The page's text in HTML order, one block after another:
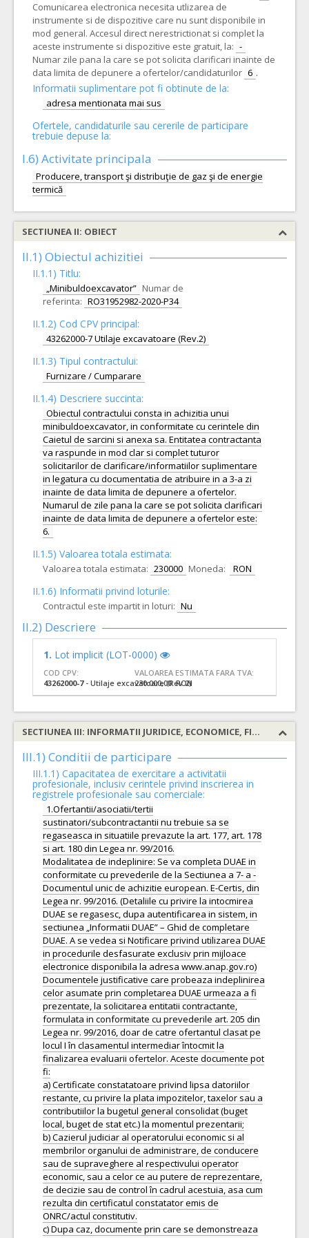
Comunicarea electronica necesita utlizarea de
instrumente si de dispozitive care nu sunt disponibile in
mod general. Accesul direct nerestrictionat si complet la
aceste instrumente si dispozitive este gratuit, la: -
Numar zile pana la care se pot solicita clarificari inainte de
data limita de depunere a ofertelor/candidaturilor 6 .
Informatii suplimentare pot fi obtinute de la:
adresa mentionata mai sus
Ofertele, candidaturile sau cererile de participare
trebuie depuse la:
I.6) Activitate principala
Producere, transport şi distribuţie de gaz şi de energie
termică
SECTIUNEA II: OBIECT
II.1) Obiectul achizitiei
II.1.1) Titlu:
„Minibuldoexcavator” Numar de
referinta: RO31952982-2020-P34
II.1.2) Cod CPV principal:
43262000-7 Utilaje excavatoare (Rev.2)
II.1.3) Tipul contractului:
Furnizare / Cumparare
II.1.4) Descriere succinta:
Obiectul contractului consta in achizitia unui
minibuldoexcavator, in conformitate cu cerintele din
Caietul de sarcini si anexa sa. Entitatea contractanta
va raspunde in mod clar si complet tuturor
solicitarilor de clarificare/informatiilor suplimentare
in legatura cu documentatia de atribuire in a 3-a zi
inainte de data limita de depunere a ofertelor.
Numarul de zile pana la care se pot solicita clarificari
inainte de data limita de depunere a ofertelor este:
6.
II.1.5) Valoarea totala estimata:
Valoarea totala estimata: 230000 Moneda: RON
II.1.6) Informatii privind loturile:
Contractul este impartit in loturi: Nu
II.2) Descriere
1. Lot implicit (LOT-0000)
COD CPV:
43262000-7- Utilaje excavatoare (Rev.2)
VALOAREA ESTIMATA FARA TVA:
230.000,00 RON
SECTIUNEA III: INFORMATII JURIDICE, ECONOMICE, FINANCIARE SI TEHNICE
III.1) Conditii de participare
III.1.1) Capacitatea de exercitare a activitatii
profesionale, inclusiv cerintele privind inscrierea in
registrele profesionale sau comerciale:
1.Ofertantii/asociatii/tertii
sustinatori/subcontractantii nu trebuie sa se
regaseasca in situatiile prevazute la art. 177, art. 178
si art. 180 din Legea nr. 99/2016.
Modalitatea de indeplinire: Se va completa DUAE in
conformitate cu prevederile de la Sectiunea a 7- a -
Documentul unic de achizitie european. E-Certis, din
Legea nr. 99/2016. (Detaliile cu privire la intocmirea
DUAE se regasesc, dupa autentificarea in sistem, in
sectiunea „Informatii DUAE” – Ghid de completare
DUAE. A se vedea si Notificare privind utilizarea DUAE
in procedurile desfasurate exclusiv prin mijloace
electronice disponibila la adresa www.anap.gov.ro)
Documentele justificative care probeaza indeplinirea
celor asumate prin completarea DUAE urmeaza a fi
prezentate, la solicitarea entitatii contractante,
formulata in conformitate cu prevederile art. 205 din
Legea nr. 99/2016, doar de catre ofertantul clasat pe
locul I în clasamentul intermediar întocmit la
finalizarea evaluarii ofertelor. Aceste documente pot
fi:
a) Certificate constatatoare privind lipsa datoriilor
restante, cu privire la plata impozitelor, taxelor sau a
contributiilor la bugetul general consolidat (buget
local, buget de stat etc.) la momentul prezentarii;
b) Cazierul judiciar al operatorului economic si al
membrilor organului de administrare, de conducere
sau de supraveghere al respectivului operator
economic, sau a celor ce au putere de reprezentare,
de decizie sau de control în cadrul acestuia, asa cum
rezulta din certificatul constatator emis de
ONRC/actul constitutiv.
c) Dupa caz, documente prin care se demonstreaza